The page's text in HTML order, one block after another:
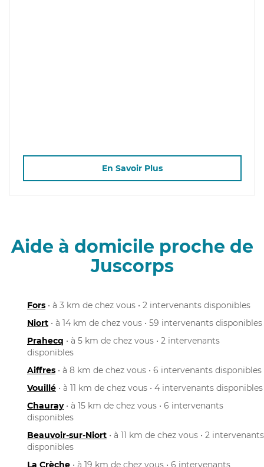
En Savoir Plus
Aide à domicile proche de
Juscorps
Fors • à 3 km de chez vous • 2 intervenants disponibles
Niort • à 14 km de chez vous • 59 intervenants disponibles
Prahecq • à 5 km de chez vous • 2 intervenants
disponibles
Aiffres • à 8 km de chez vous • 6 intervenants disponibles
Vouillé • à 11 km de chez vous • 4 intervenants disponibles
Chauray• à 15 km de chez vous • 6 intervenants
disponibles
Beauvoir-sur-Niort • à 11 km de chez vous • 2 intervenants
disponibles
La Crèche • à 19 km de chez vous • 6 intervenants